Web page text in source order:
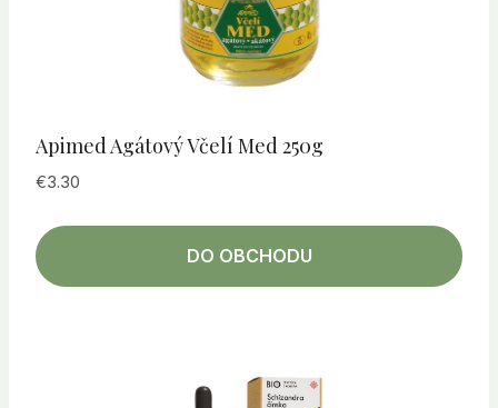
Apimed Agátový Včelí Med 250g
€3.30
DO OBCHODU